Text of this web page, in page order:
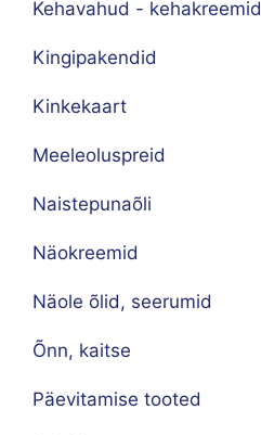
Kehavahud - kehakreemid
Kingipakendid
Kinkekaart
Meeleoluspreid
Naistepunaõli
Näokreemid
Näole õlid, seerumid
Õnn, kaitse
Päevitamise tooted